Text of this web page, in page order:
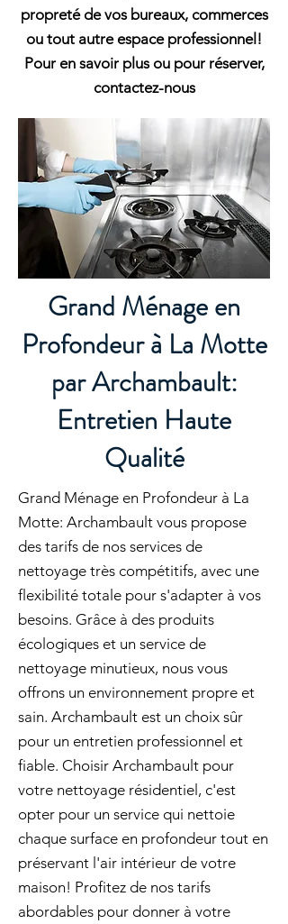
propreté de vos bureaux, commerces
ou tout autre espace professionnel!
Pour en savoir plus ou pour réserver,
contactez-nous
Grand Ménage en
Profondeur à La Motte
par Archambault:
Entretien Haute
Qualité
Grand Ménage en Profondeur à La
Motte: Archambault vous propose
des tarifs de nos services de
nettoyage très compétitifs, avec une
flexibilité totale pour s'adapter à vos
besoins. Grâce à des produits
écologiques et un service de
nettoyage minutieux, nous vous
offrons un environnement propre et
sain. Archambault est un choix sûr
pour un entretien professionnel et
fiable. Choisir Archambault pour
votre nettoyage résidentiel, c'est
opter pour un service qui nettoie
chaque surface en profondeur tout en
préservant l'air intérieur de votre
maison! Profitez de nos tarifs
abordables pour donner à votre